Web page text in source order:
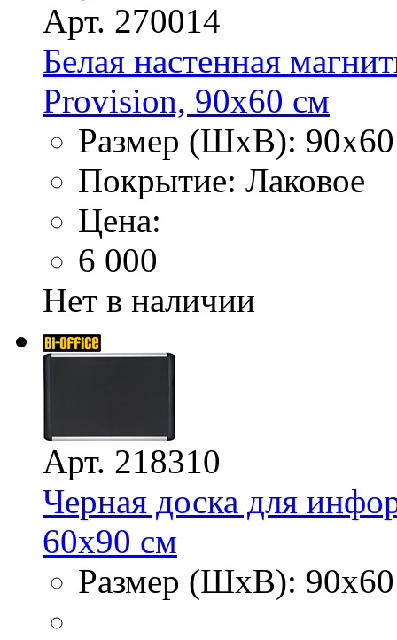
Арт. 270014
Белая настенная
Provision, 90х60 см
Размер (ШхВ):
Покрытие: Лаковое
Цена:
6 000
Нет в наличии
Арт. 218310
Черная доска для
60х90 см
Размер (ШхВ):